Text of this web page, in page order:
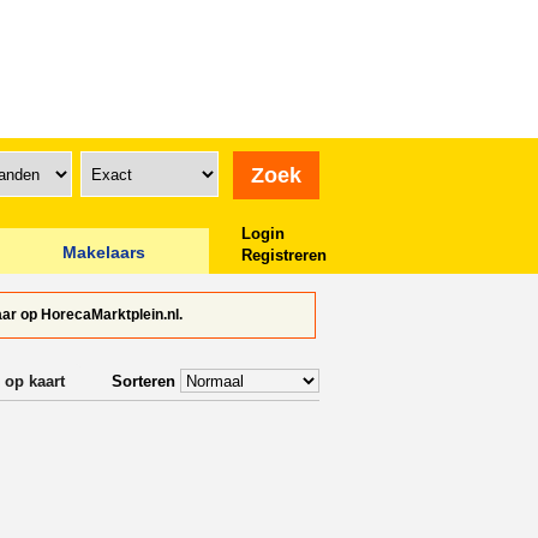
Makelaars
Login
Registreren
op HorecaMarktplein.nl.
Sorteren
op kaart